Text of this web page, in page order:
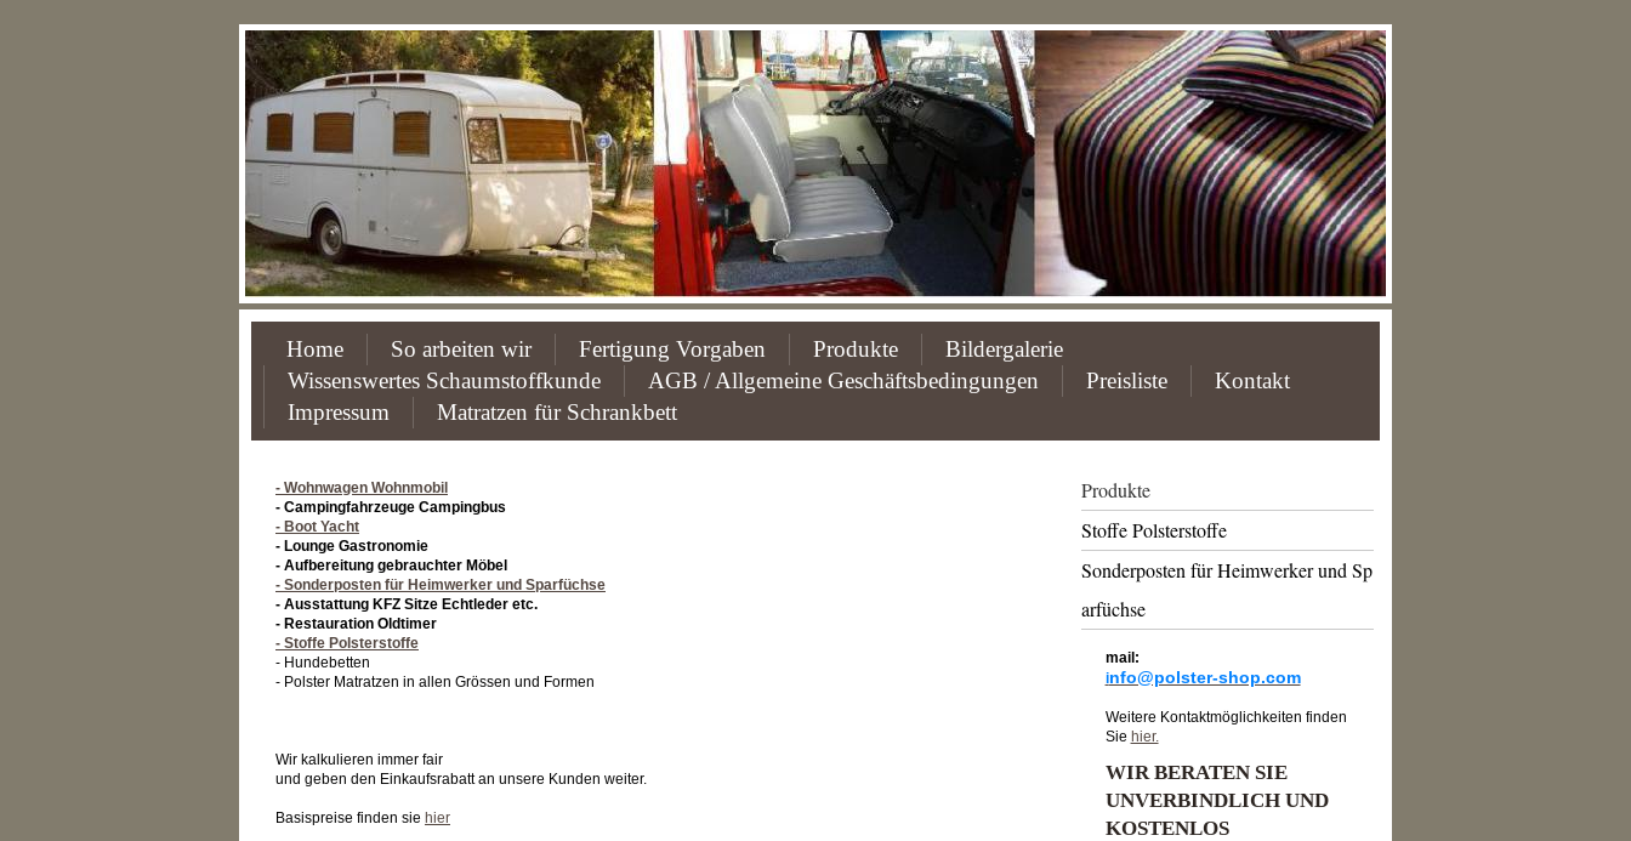
Home So arbeiten wir Fertigung Vorgaben Produkte
Bildergalerie
Wissenswertes Schaumstoffkunde
AGB / Allgemeine Geschäftsbedingungen Preisliste
Kontakt
Impressum
Matratzen für Schrankbett
- Wohnwagen Wohnmobil
- Campingfahrzeuge Campingbus
- Boot Yacht
- Lounge Gastronomie
- Aufbereitung gebrauchter Möbel
- Sonderposten für Heimwerker und Sparfüchse
- Ausstattung KFZ Sitze Echtleder etc.
- Restauration Oldtimer
- Stoffe Polsterstoffe
- Hundebetten
- Polster Matratzen in allen Grössen und Formen
Wir kalkulieren immer fair
und geben den Einkaufsrabatt an unsere Kunden weiter.
Basispreise finden sie hier
Produkte
Stoffe Polsterstoffe
Sonderposten für Heimwerker und Sp
arfüchse
mail:
info@polster-shop.com
Weitere Kontaktmöglichkeiten finden
Sie hier.
WIR BERATEN SIE
UNVERBINDLICH UND
KOSTENLOS